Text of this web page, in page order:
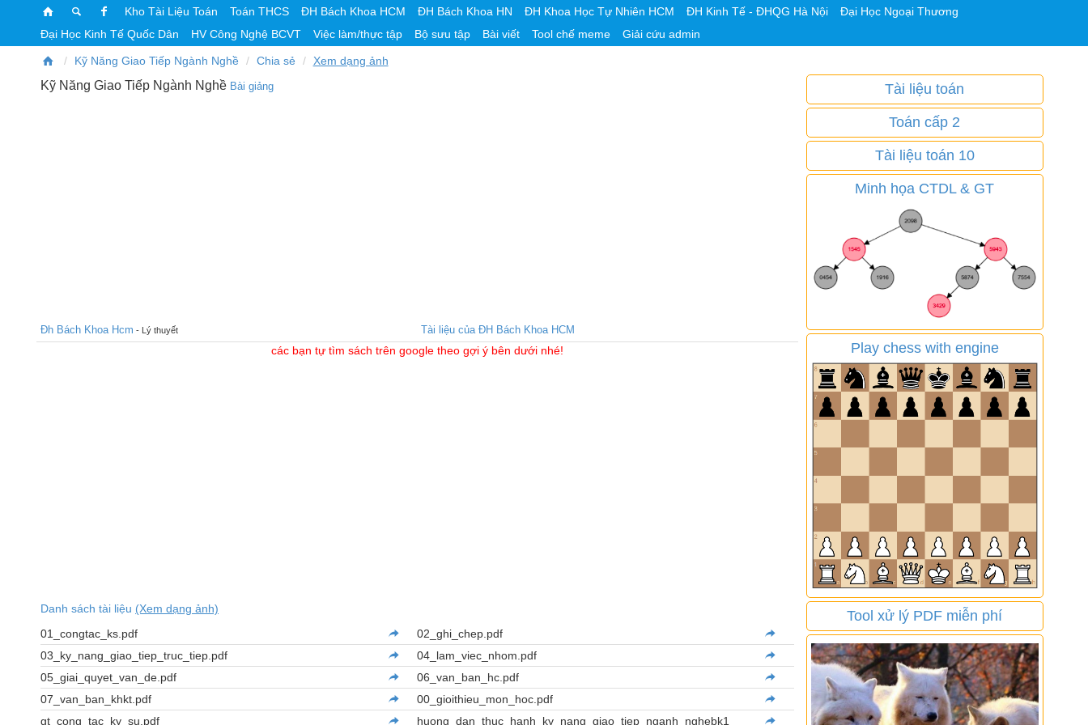
Kho Tài Liệu Toán Toán THCS ĐH Bách Khoa HCM ĐH Bách Khoa HN ĐH Khoa Học Tự Nhiên HCM ĐH Kinh Tế - ĐHQG Hà Nội
Đại Học Ngoại Thương
Đại Học Kinh Tế Quốc Dân
HV Công Nghệ BCVT Việc làm/thực tập Bộ sưu tập Bài viết Tool chế meme Giải cứu admin
Kỹ Năng Giao Tiếp Ngành Nghề Chia sẻ Xem dạng ảnh
Kỹ Năng Giao Tiếp Ngành Nghề Bài giảng
Đh Bách Khoa Hcm - Lý thuyết Tài liệu của ĐH Bách Khoa HCM
các bạn tự tìm sách trên google theo gợi ý bên dưới nhé!
Danh sách tài liệu (Xem dạng ảnh)
01_congtac_ks.pdf
02_ghi_chep.pdf
03_ky_nang_giao_tiep_truc_tiep.pdf
04_lam_viec_nhom.pdf
05_giai_quyet_van_de.pdf
06_van_ban_hc.pdf
07_van_ban_khkt.pdf
00_gioithieu_mon_hoc.pdf
gt_cong_tac_ky_su.pdf
huong_dan_thuc_hanh_ky_nang_giao_tiep_nganh_nghebk1
Tài liệu toán
Toán cấp 2
Tài liệu toán 10
Minh họa CTDL & GT
Play chess with engine
Tool xử lý PDF miễn phí